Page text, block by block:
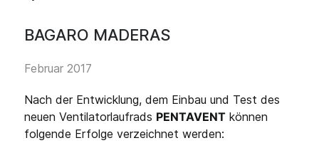
BAGARO MADERAS
Februar 2017
Nach der Entwicklung, dem Einbau und Test des
neuen Ventilatorlaufrads PENTAVENT können
folgende Erfolge verzeichnet werden: